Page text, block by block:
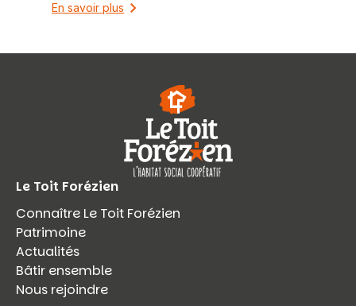
En savoir plus
Le Toit Forézien
Connaître Le Toit Forézien
Patrimoine
Actualités
Bâtir ensemble
Nous rejoindre